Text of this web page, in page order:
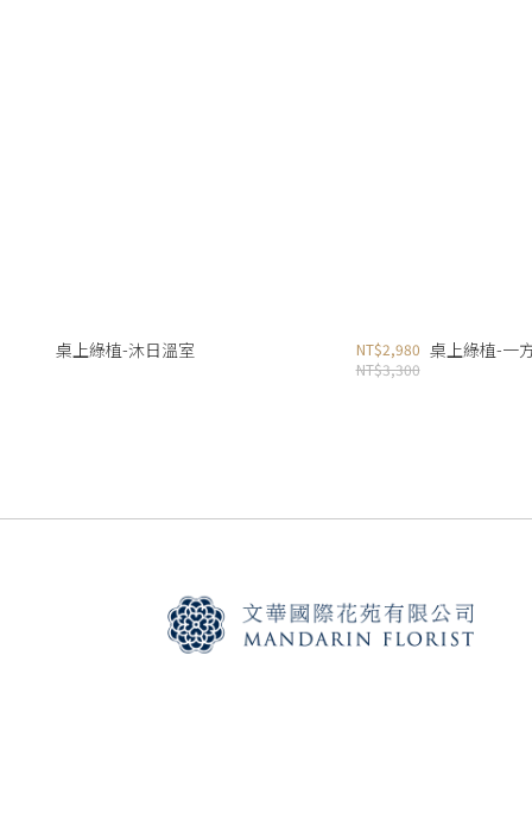
桌上綠植-沐日溫室
NT$2,980
NT$3,300
桌上綠植-一